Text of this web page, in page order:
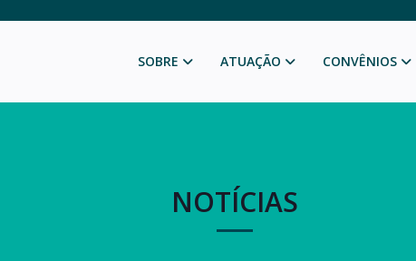
SOBRE ATUAÇÃO CONVÊNIOS
NOTÍCIAS